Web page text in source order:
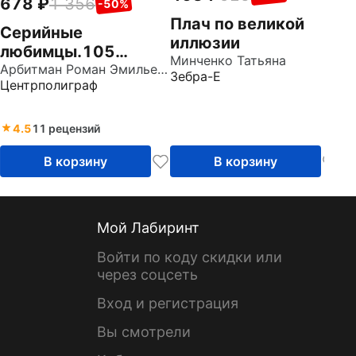
678 1 356 -50%
Серийные
любимцы.105
современных
сериалов, на
потратить время
Арбитман Роман Эмильевич
Центрполиграф
4.511 рецензий
В корзину
Плач по великой
иллюзии
Минченко Татьяна
Зебра-Е
В корзину
Мой Лабиринт
Войти по коду скидки или
через соцсеть
Вход и регистрация
Вы смотрели